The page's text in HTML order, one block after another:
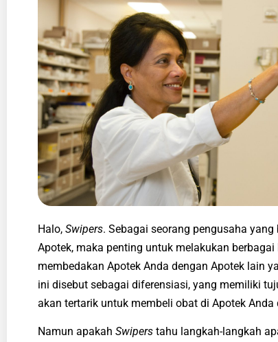
Halo, Swipers. Sebagai seorang pengusaha yang
Apotek, maka penting untuk melakukan
membedakan Apotek Anda dengan Apotek lain
ini disebut sebagai diferensiasi, yang memiliki
akan tertarik untuk membeli obat di Apotek
Namun apakah Swipers tahu langkah-langkah